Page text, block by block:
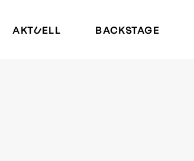
AKTUELL BACKSTAGE